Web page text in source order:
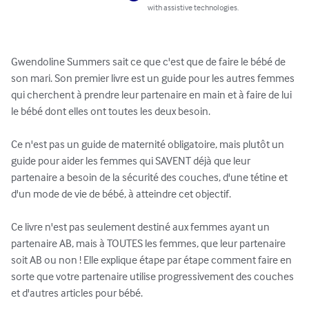
with assistive technologies.
Gwendoline Summers sait ce que c'est que de faire le bébé de
son mari. Son premier livre est un guide pour les autres femmes
qui cherchent à prendre leur partenaire en main et à faire de lui
le bébé dont elles ont toutes les deux besoin.
Ce n'est pas un guide de maternité obligatoire, mais plutôt un
guide pour aider les femmes qui SAVENT déjà que leur
partenaire a besoin de la sécurité des couches, d'une tétine et
d'un mode de vie de bébé, à atteindre cet objectif.
Ce livre n'est pas seulement destiné aux femmes ayant un
partenaire AB, mais à TOUTES les femmes, que leur partenaire
soit AB ou non ! Elle explique étape par étape comment faire en
sorte que votre partenaire utilise progressivement des couches
et d'autres articles pour bébé.